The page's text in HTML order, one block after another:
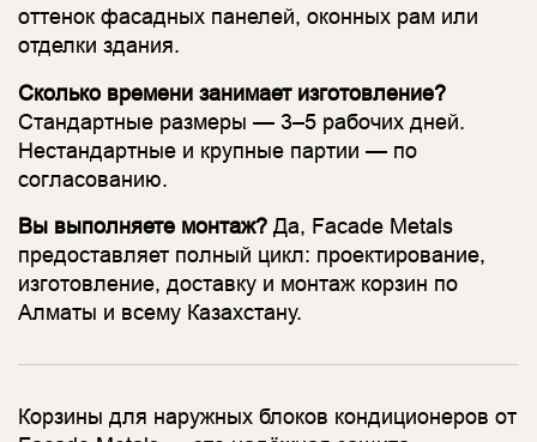
оттенок фасадных панелей, оконных рам или
отделки здания.
Сколько времени занимает изготовление?
Стандартные размеры — 3–5 рабочих дней.
Нестандартные и крупные партии — по
согласованию.
Вы выполняете монтаж? Да, Facade Metals
предоставляет полный цикл: проектирование,
изготовление, доставку и монтаж корзин по
Алматы и всему Казахстану.
Корзины для наружных блоков кондиционеров от